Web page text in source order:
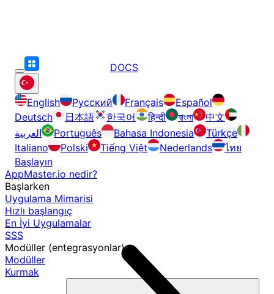
DOCS
English Русский Français
Español
Deutsch
日本語 한국어 हिन्दी বাংলা
中文
العربية
Português Bahasa Indonesia
Türkçe
Italiano
Polski Tiếng Việt Nederlands
ไทย
Başlayın
AppMaster.io nedir?
Başlarken
Uygulama Mimarisi
Hızlı başlangıç
En İyi Uygulamalar
SSS
Modüller (entegrasyonlar)
Modüller
Kurmak